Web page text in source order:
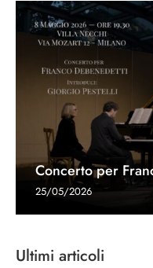
Concerto per
25/05/2026
Ultimi articoli